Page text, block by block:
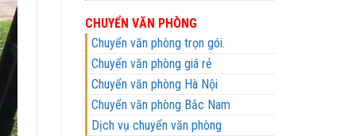
CHUYỂN VĂN PHÒNG
Chuyển văn phòng trọn gói.
Chuyển văn phòng giá rẻ
Chuyển văn phòng Hà Nội
Chuyển văn phòng Bắc Nam
Dịch vụ chuyển văn phòng